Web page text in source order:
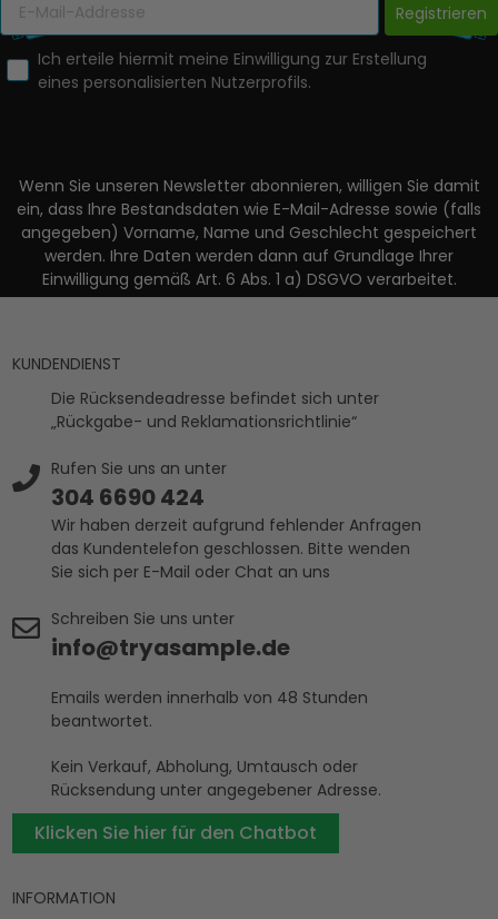
Registrieren
Ich erteile hiermit meine Einwilligung zur Erstellung
eines personalisierten Nutzerprofils.
Wenn Sie unseren Newsletter abonnieren, willigen Sie damit
ein, dass Ihre Bestandsdaten wie E-Mail-Adresse sowie (falls
angegeben) Vorname, Name und Geschlecht gespeichert
werden. Ihre Daten werden dann auf Grundlage Ihrer
Einwilligung gemäß Art. 6 Abs. 1 a) DSGVO verarbeitet.
KUNDENDIENST
Die Rücksendeadresse befindet sich unter
„Rückgabe- und Reklamationsrichtlinie“
Rufen Sie uns an unter
304 6690 424
Wir haben derzeit aufgrund fehlender Anfragen
das Kundentelefon geschlossen. Bitte wenden
Sie sich per E-Mail oder Chat an uns
Schreiben Sie uns unter
info@tryasample.de
Emails werden innerhalb von 48 Stunden
beantwortet.
Kein Verkauf, Abholung, Umtausch oder
Rücksendung unter angegebener Adresse.
Klicken Sie hier für den Chatbot
INFORMATION